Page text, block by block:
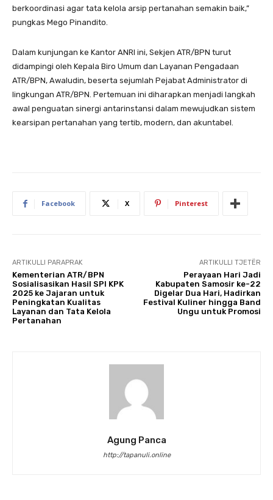
berkoordinasi agar tata kelola arsip pertanahan semakin baik,”
pungkas Mego Pinandito.
Dalam kunjungan ke Kantor ANRI ini, Sekjen ATR/BPN turut
didampingi oleh Kepala Biro Umum dan Layanan Pengadaan
ATR/BPN, Awaludin, beserta sejumlah Pejabat Administrator di
lingkungan ATR/BPN. Pertemuan ini diharapkan menjadi langkah
awal penguatan sinergi antarinstansi dalam mewujudkan sistem
kearsipan pertanahan yang tertib, modern, dan akuntabel.
Facebook X Pinterest
ARTIKULLI PARAPRAK
Kementerian ATR/BPN
Sosialisasikan Hasil SPI KPK
2025 ke Jajaran untuk
Peningkatan Kualitas
Layanan dan Tata Kelola
Pertanahan
ARTIKULLI TJETËR
Perayaan Hari Jadi
Kabupaten Samosir ke-22
Digelar Dua Hari, Hadirkan
Festival Kuliner hingga Band
Ungu untuk Promosi
Agung Panca
http://tapanuli.online